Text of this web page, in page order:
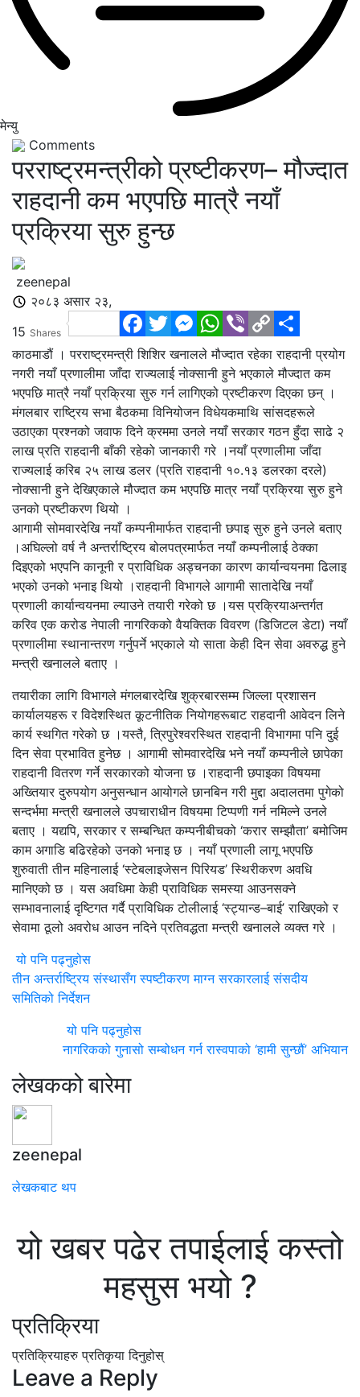
मेन्यु
Comments
परराष्ट्रमन्त्रीको प्रष्टीकरण– मौज्दात
राहदानी कम भएपछि मात्रै नयाँ
प्रक्रिया सुरु हुन्छ
zeenepal
२०८३ असार २३,
15 Shares
Facebook
TwitterMessenger
WhatsApp
ViberCopy
Link
काठमाडौं । परराष्ट्रमन्त्री शिशिर खनालले मौज्दात रहेका राहदानी प्रयोग
नगरी नयाँ प्रणालीमा जाँदा राज्यलाई नोक्सानी हुने भएकाले मौज्दात कम
भएपछि मात्रै नयाँ प्रक्रिया सुरु गर्न लागिएको प्रष्टीकरण दिएका छन् ।
मंगलबार राष्ट्रिय सभा बैठकमा विनियोजन विधेयकमाथि सांसदहरूले
उठाएका प्रश्नको जवाफ दिने क्रममा उनले नयाँ सरकार गठन हुँदा साढे २
लाख प्रति राहदानी बाँकी रहेको जानकारी गरे ।नयाँ प्रणालीमा जाँदा
राज्यलाई करिब २५ लाख डलर (प्रति राहदानी १०.१३ डलरका दरले)
नोक्सानी हुने देखिएकाले मौज्दात कम भएपछि मात्र नयाँ प्रक्रिया सुरु हुने
उनको प्रष्टीकरण थियो ।
आगामी सोमवारदेखि नयाँ कम्पनीमार्फत राहदानी छपाइ सुरु हुने उनले बताए
।अघिल्लो वर्ष नै अन्तर्राष्ट्रिय बोलपत्रमार्फत नयाँ कम्पनीलाई ठेक्का
दिइएको भएपनि कानूनी र प्राविधिक अड्चनका कारण कार्यान्वयनमा ढिलाइ
भएको उनको भनाइ थियो ।राहदानी विभागले आगामी सातादेखि नयाँ
प्रणाली कार्यान्वयनमा ल्याउने तयारी गरेको छ ।यस प्रक्रियाअन्तर्गत
करिव एक करोड नेपाली नागरिकको वैयक्तिक विवरण (डिजिटल डेटा) नयाँ
प्रणालीमा स्थानान्तरण गर्नुपर्ने भएकाले यो साता केही दिन सेवा अवरुद्ध हुने
मन्त्री खनालले बताए ।
तयारीका लागि विभागले मंगलबारदेखि शुक्रबारसम्म जिल्ला प्रशासन
कार्यालयहरू र विदेशस्थित कूटनीतिक नियोगहरूबाट राहदानी आवेदन लिने
कार्य स्थगित गरेको छ ।यस्तै, त्रिपुरेश्वरस्थित राहदानी विभागमा पनि दुई
दिन सेवा प्रभावित हुनेछ । आगामी सोमवारदेखि भने नयाँ कम्पनीले छापेका
राहदानी वितरण गर्ने सरकारको योजना छ ।राहदानी छपाइका विषयमा
अख्तियार दुरुपयोग अनुसन्धान आयोगले छानबिन गरी मुद्दा अदालतमा पुगेको
सन्दर्भमा मन्त्री खनालले उपचाराधीन विषयमा टिप्पणी गर्न नमिल्ने उनले
बताए । यद्यपि, सरकार र सम्बन्धित कम्पनीबीचको ‘करार सम्झौता’ बमोजिम
काम अगाडि बढिरहेको उनको भनाइ छ । नयाँ प्रणाली लागू भएपछि
शुरुवाती तीन महिनालाई ‘स्टेबलाइजेसन पिरियड’ स्थिरीकरण अवधि
मानिएको छ । यस अवधिमा केही प्राविधिक समस्या आउनसक्ने
सम्भावनालाई दृष्टिगत गर्दै प्राविधिक टोलीलाई ‘स्ट्यान्ड–बाई’ राखिएको र
सेवामा ठूलो अवरोध आउन नदिने प्रतिवद्धता मन्त्री खनालले व्यक्त गरे ।
यो पनि पढ्नुहोस
तीन अन्तर्राष्ट्रिय संस्थासँग स्पष्टीकरण माग्न सरकारलाई संसदीय
समितिको निर्देशन
यो पनि पढ्नुहोस
नागरिकको गुनासो सम्बोधन गर्न रास्वपाको ‘हामी सुन्छौं’ अभियान
लेखकको बारेमा
zeenepal
लेखकबाट थप
यो खबर पढेर तपाईलाई कस्तो
महसुस भयो ?
प्रतिक्रिया
प्रतिक्रियाहरुप्रतिकृया दिनुहोस्
Leave a Reply